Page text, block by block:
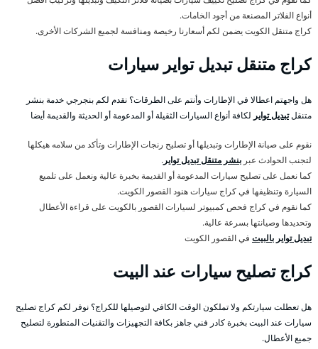
أنواع الفلاتر المصنعة من أجود الخامات.
كراج متنقل الكويت يضمن لكم أسعارنا رخيصة ومنافسة لجميع الشركات الأخرى.
كراج متنقل تبديل تواير سيارات
هل واجهتم اعطالا في الإطارات وأنتم على الطرقات؟ نقدم لكم بنجرجي خدمة بنشر
متنقلتبديل تواير لكافة أنواع السيارات الثقيلة أو المدعومة أو الحديثة والقديمة أيضا
نقوم على صيانة الإطارات وتبديلها أو تصليح رنجات الإطارات وتأكد من سلامه هيكلها
لتجنب الحوادث عبر بنشر متنقل تبديل تواير.
كما نعمل على تصليح سيارات المدعومة أو القديمة بخبرة عالية ونعمل على تلميع
السيارة وتنظيفها في كراج سيارات هنود القصور الكويت.
كما نقوم في كراج فحص كمبيوتر لسيارات القصور بالكويت على قراءة الأعطال
وتحديدها وصيانتها بسرعة عالية.
تبديل تواير بالبيت في القصور الكويت
كراج تصليح سيارات عند البيت
هل تعطلت سيارتكم ولا تملكون الوقت الكافي لتوصيلها للكراج؟ نوفر لكم كراج تصليح
سيارات عند البيت بخبرة كادر فني جاهز بكافة التجهيزات والتقنيات المتطورة لتصليح
جميع الأعطال.